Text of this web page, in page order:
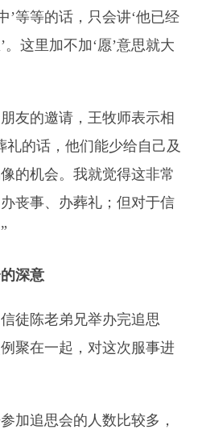
’等等的话，只会讲‘他已经
这里加不加‘愿’意思就大
友的邀请，王牧师表示相
礼的话，他们能少给自己及
的机会。我就觉得这非常
丧事、办葬礼；但对于信
深意
徒陈老弟兄举办完追思
聚在一起，对这次服事进
加追思会的人数比较多，